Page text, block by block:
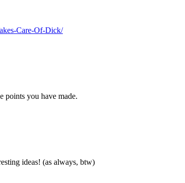
Care-Of-Dick/
points you have made.
ideas! (as always, btw)